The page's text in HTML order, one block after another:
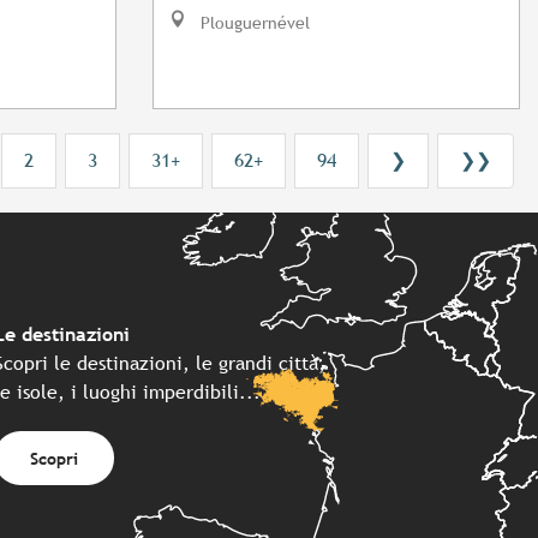
Plouguernével
2 3 31+ 62+ 94 ❯ ❯❯
destinazioni
le destinazioni, le grandi città,
isole, i luoghi imperdibili...
Scopri